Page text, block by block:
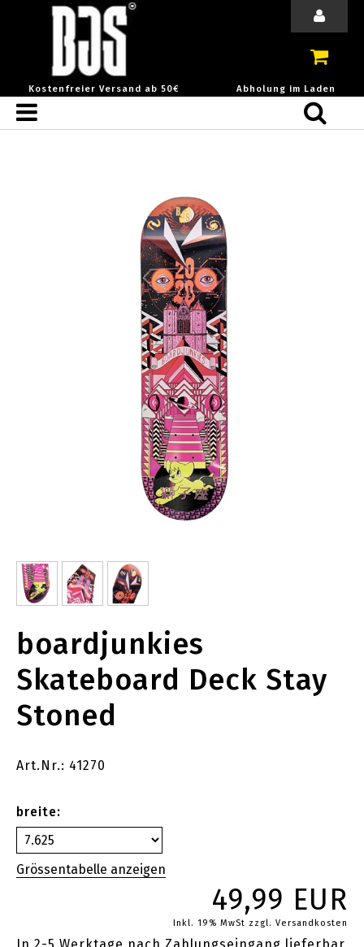
Kostenfreier Versand ab 50€ Abholung im Laden
boardjunkies
Skateboard Deck Stay
Stoned
Art.Nr.: 41270
breite:
49,99 EUR
Inkl. 19% MwSt zzgl. Versandkosten